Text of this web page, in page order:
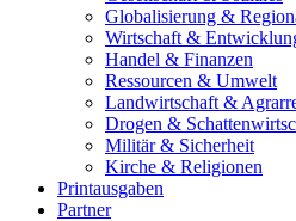
Globalisierung &
Wirtschaft &
Handel & Finanzen
Ressourcen & Umwelt
Landwirtschaft &
Drogen &
Militär & Sicherheit
Kirche & Religionen
Printausgaben
Partner